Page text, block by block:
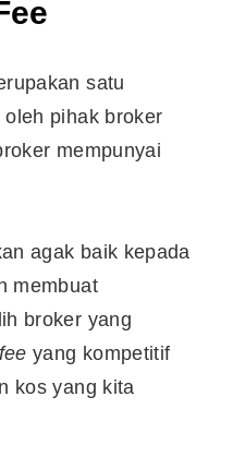
satu
pihak broker
mempunyai
agak baik kepada
membuat
broker yang
yang kompetitif
kos yang kita